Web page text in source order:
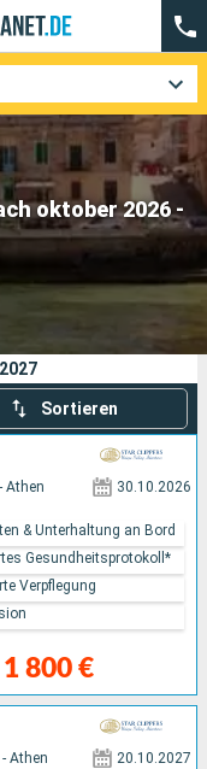
oktober 2026 -
Sortieren
Athen 30.10.2026
1 800 €
& Unterhaltung an Bord
Gesundheitsprotokoll*
Verpflegung
Athen 20.10.2027